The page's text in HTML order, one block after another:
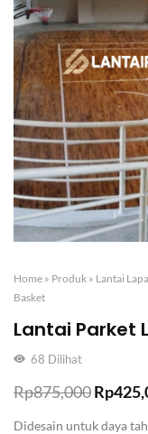
Home » Produk » Lantai
Basket
Lantai Parket
68 Dilihat
Rp875,000Harga
aslinya
Rp
Didesain untuk daya